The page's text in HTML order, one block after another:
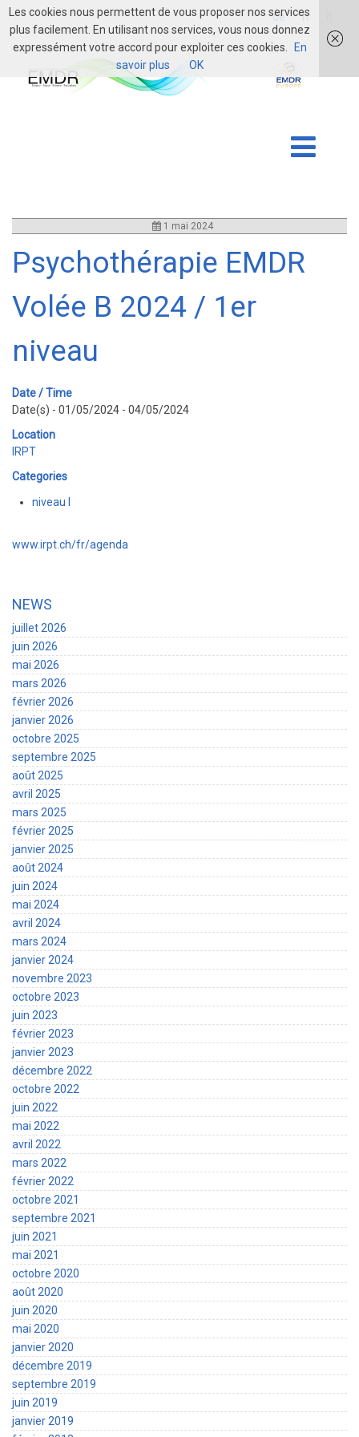
login de fr
1 mai 2024
Psychothérapie EMDR
Volée B 2024 / 1er
niveau
Date / Time
Date(s) - 01/05/2024 - 04/05/2024
Location
IRPT
Categories
niveau I
www.irpt.ch/fr/agenda
NEWS
juillet 2026
juin 2026
mai 2026
mars 2026
février 2026
janvier 2026
octobre 2025
septembre 2025
août 2025
avril 2025
mars 2025
février 2025
janvier 2025
août 2024
juin 2024
mai 2024
avril 2024
mars 2024
janvier 2024
novembre 2023
octobre 2023
juin 2023
février 2023
janvier 2023
décembre 2022
octobre 2022
juin 2022
mai 2022
avril 2022
mars 2022
février 2022
octobre 2021
septembre 2021
juin 2021
mai 2021
octobre 2020
août 2020
juin 2020
mai 2020
janvier 2020
décembre 2019
septembre 2019
juin 2019
janvier 2019
Les cookies nous permettent de vous proposer nos services
plus facilement. En utilisant nos services, vous nous donnez
expressément votre accord pour exploiter ces cookies.
En
savoir plus
OK